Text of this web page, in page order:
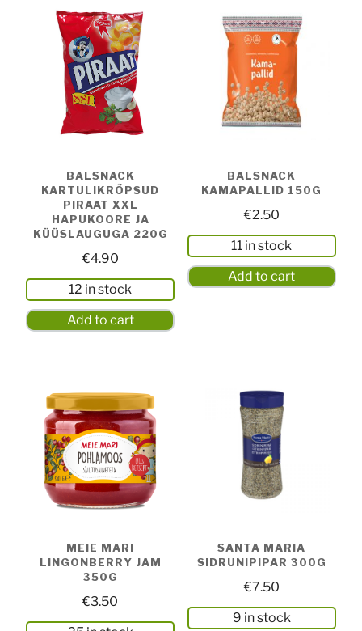
BALSNACK
KARTULIKRÕPSUD
PIRAAT XXL
HAPUKOORE JA
KÜÜSLAUGUGA 220G
€4.90
12 in stock
Add to cart
BALSNACK
KAMAPALLID 150G
€2.50
11 in stock
Add to cart
MEIE MARI
LINGONBERRY JAM
350G
€3.50
SANTA MARIA
SIDRUNIPIPAR 300G
€7.50
9 in stock